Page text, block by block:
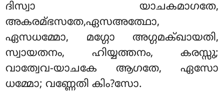
ദിസ്വാ യാചകമാഗതേ,
അകരമ്ഭസതേ,ഏസഅത്ഥോ,
ഏസധമ്മോ, മഗ്ഗോ അഗ്ഗമക്ഖായതി,
സ്വായതനം, ഹിയ്യത്തനം, കരസ്സു;
വാത്വേവ-യാചകേ ആഗതേ, ഏസോ
ധമ്മോ; വണ്ണേതി കിം?സോ.